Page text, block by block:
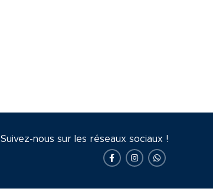
Suivez-nous sur les réseaux sociaux !